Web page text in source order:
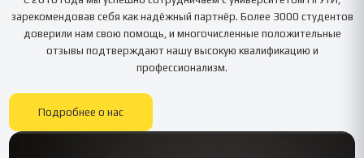
зарекомендовав себя как надёжный партнёр. Более 3000 студентов
доверили нам свою помощь, и многочисленные положительные
отзывы подтверждают нашу высокую квалификацию и
профессионализм.
Подробнее о нас